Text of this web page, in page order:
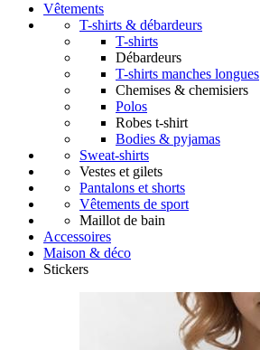
Vêtements
T-shirts & débardeurs
T-shirts
Débardeurs
T-shirts manches longues
Chemises & chemisiers
Polos
Robes t-shirt
Bodies & pyjamas
Sweat-shirts
Vestes et gilets
Pantalons et shorts
Vêtements de sport
Maillot de bain
Accessoires
Maison & déco
Stickers